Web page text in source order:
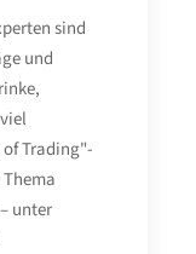
sind
und
Trading"-
– unter